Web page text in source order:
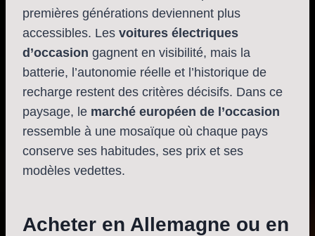
premières générations deviennent plus
accessibles. Les voitures électriques
d’occasion gagnent en visibilité, mais la
batterie, l’autonomie réelle et l’historique de
recharge restent des critères décisifs. Dans ce
paysage, le marché européen de l’occasion
ressemble à une mosaïque où chaque pays
conserve ses habitudes, ses prix et ses
modèles vedettes.
Acheter en Allemagne ou en